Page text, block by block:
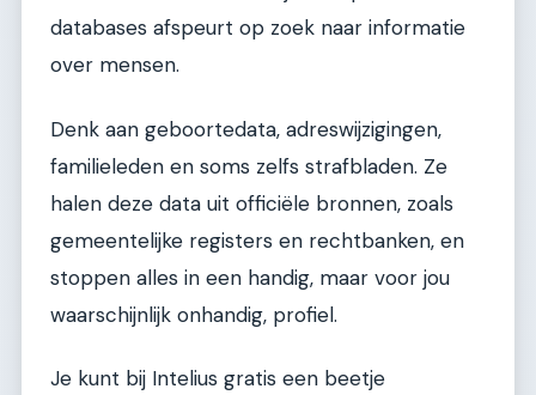
databases afspeurt op zoek naar informatie
over mensen.
Denk aan geboortedata, adreswijzigingen,
familieleden en soms zelfs strafbladen. Ze
halen deze data uit officiële bronnen, zoals
gemeentelijke registers en rechtbanken, en
stoppen alles in een handig, maar voor jou
waarschijnlijk onhandig, profiel.
Je kunt bij Intelius gratis een beetje